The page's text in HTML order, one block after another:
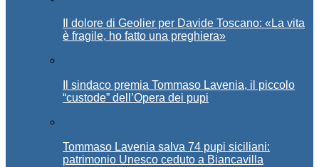
Il dolore di Geolier per Davide Toscano: «La vita
è fragile, ho fatto una preghiera»
Il sindaco premia Tommaso Lavenia, il piccolo
“custode” dell’Opera dei pupi
Tommaso Lavenia salva 74 pupi siciliani:
patrimonio Unesco ceduto a Biancavilla